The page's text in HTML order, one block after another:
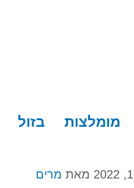
מומלצות בזול
מאת מרים